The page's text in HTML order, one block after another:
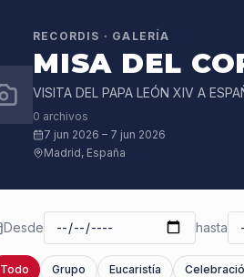
RECORDIS · GALERÍA
MISA DEL
VISITA DEL PAPA LEÓN XIV A
0 archivos
7 jun 2026 – 7 jun 2026
Madrid, España
Desde hasta
Todo Grupo Eucaristía